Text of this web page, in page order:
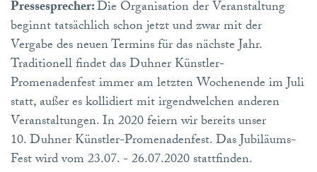
Pressesprecher:Die Organisation der Veranstaltung
beginnt tatsächlich schon jetzt und zwar mit der
Vergabe des neuen Termins für das nächste Jahr.
Traditionell findet das Duhner Künstler-
Promenadenfest immer am letzten Wochenende im Juli
statt, außer es kollidiert mit irgendwelchen anderen
Veranstaltungen. In 2020 feiern wir bereits unser
10. Duhner Künstler-Promenadenfest. Das Jubiläums-
Fest wird vom 23.07. - 26.07.2020 stattfinden.